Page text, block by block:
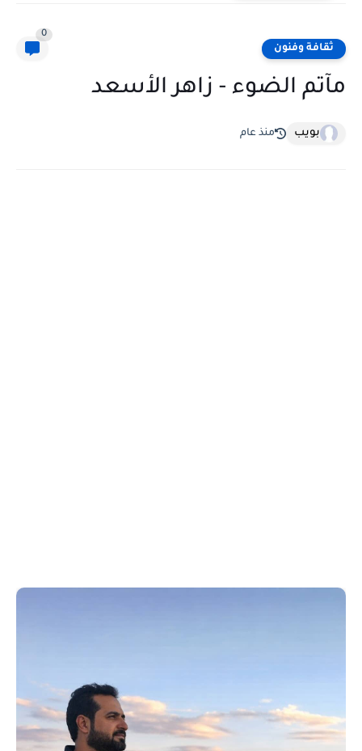
ثقافة وفنون
0
مآتم الضوء - زاهر الأسعد
بويب منذ عام